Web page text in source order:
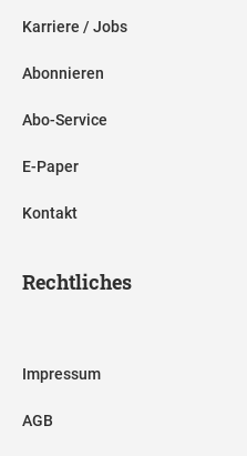
Karriere / Jobs
Abonnieren
Abo-Service
E-Paper
Kontakt
Rechtliches
Impressum
AGB